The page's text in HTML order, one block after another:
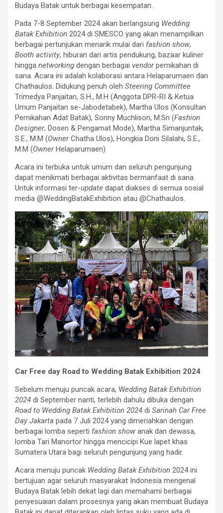
Budaya Batak untuk berbagai kesempatan.
Pada 7-8 September 2024 akan berlangsung Wedding
Batak Exhibition 2024 di SMESCO yang akan menampilkan
berbagai pertunjukan menarik mulai dari fashion show,
Booth activity, hiburan dari artis pendukung, bazaar kuliner
hingga networking dengan berbagai vendorpernikahan di
sana. Acara ini adalah kolaborasi antara Helaparumaen dan
Chathaulos. Didukung penuh oleh Steering Committee
Trimedya Panjaitan, S.H., M.H (Anggota DPR-RI & Ketua
Umum Panjaitan se-Jabodetabek), Martha Ulos (Konsultan
Pernikahan Adat Batak), Sonny Muchlison, M.Sn (Fashion
Designer, Dosen & Pengamat Mode), Martha Simanjuntak,
S.E., M.M (OwnerChatha Ulos), Hongkia Doni Silalahi, S.E.,
M.M (OwnerHelaparumaen)
Acara ini terbuka untuk umum dan seluruh pengunjung
dapat menikmati berbagai aktivitas bermanfaat di sana.
Untuk informasi ter-update dapat diakses di semua sosial
media @WeddingBatakExhibition atau @Chathaulos.
Car Free day Road to Wedding Batak Exhibition 2024
Sebelum menuju puncak acara, Wedding Batak Exhibition
2024 di September nanti, terlebih dahulu dibuka dengan
Road to Wedding Batak Exhibition 2024 di Sarinah Car Free
Day Jakarta pada 7 Juli 2024 yang dimeriahkan dengan
berbagai lomba seperti fashion show anak dan dewasa,
lomba Tari Manortor hingga mencicipi Kue lapet khas
Sumatera Utara bagi seluruh pengunjung yang hadir.
Acara menuju puncak Wedding Batak Exhibition 2024 ini
bertujuan agar seluruh masyarakat Indonesia mengenal
Budaya Batak lebih dekat lagi dan memahami berbagai
penyesuaian dalam prosesnya yang akan membuat Budaya